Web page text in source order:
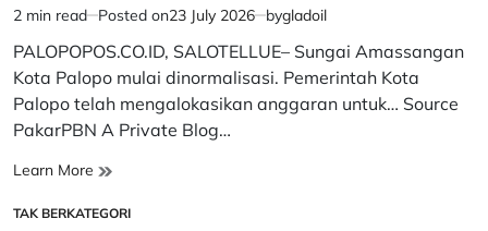
Palopo
di
Atas
Standar
Estimated
read
time
2 min read Posted on23 July 2026 bygladoil
PALOPOPOS.CO.ID, SALOTELLUE– Sungai Amassangan
Kota Palopo mulai dinormalisasi. Pemerintah Kota
Palopo telah mengalokasikan anggaran untuk… Source
PakarPBN A Private Blog…
Learn More Normalisasi
Amassangan
POSTED
TAK BERKATEGORI